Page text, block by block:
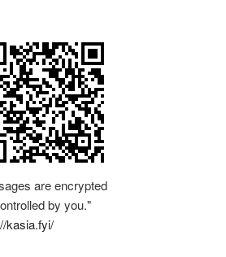
are encrypted
by you."
kasia.fyi/